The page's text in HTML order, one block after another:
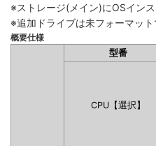
※ストレージ(メイン)にOSイン
※追加ドライブは未フォーマッ
概要仕様
型番
CPU【選択】